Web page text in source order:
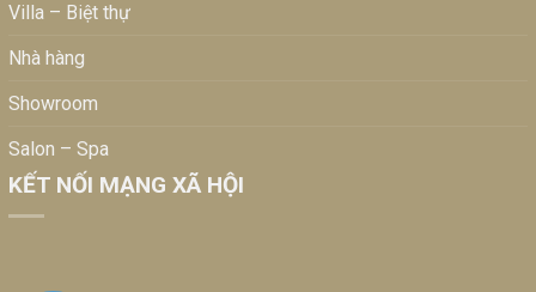
Villa – Biệt thự
Nhà hàng
Showroom
Salon – Spa
KẾT NỐI MẠNG XÃ HỘI